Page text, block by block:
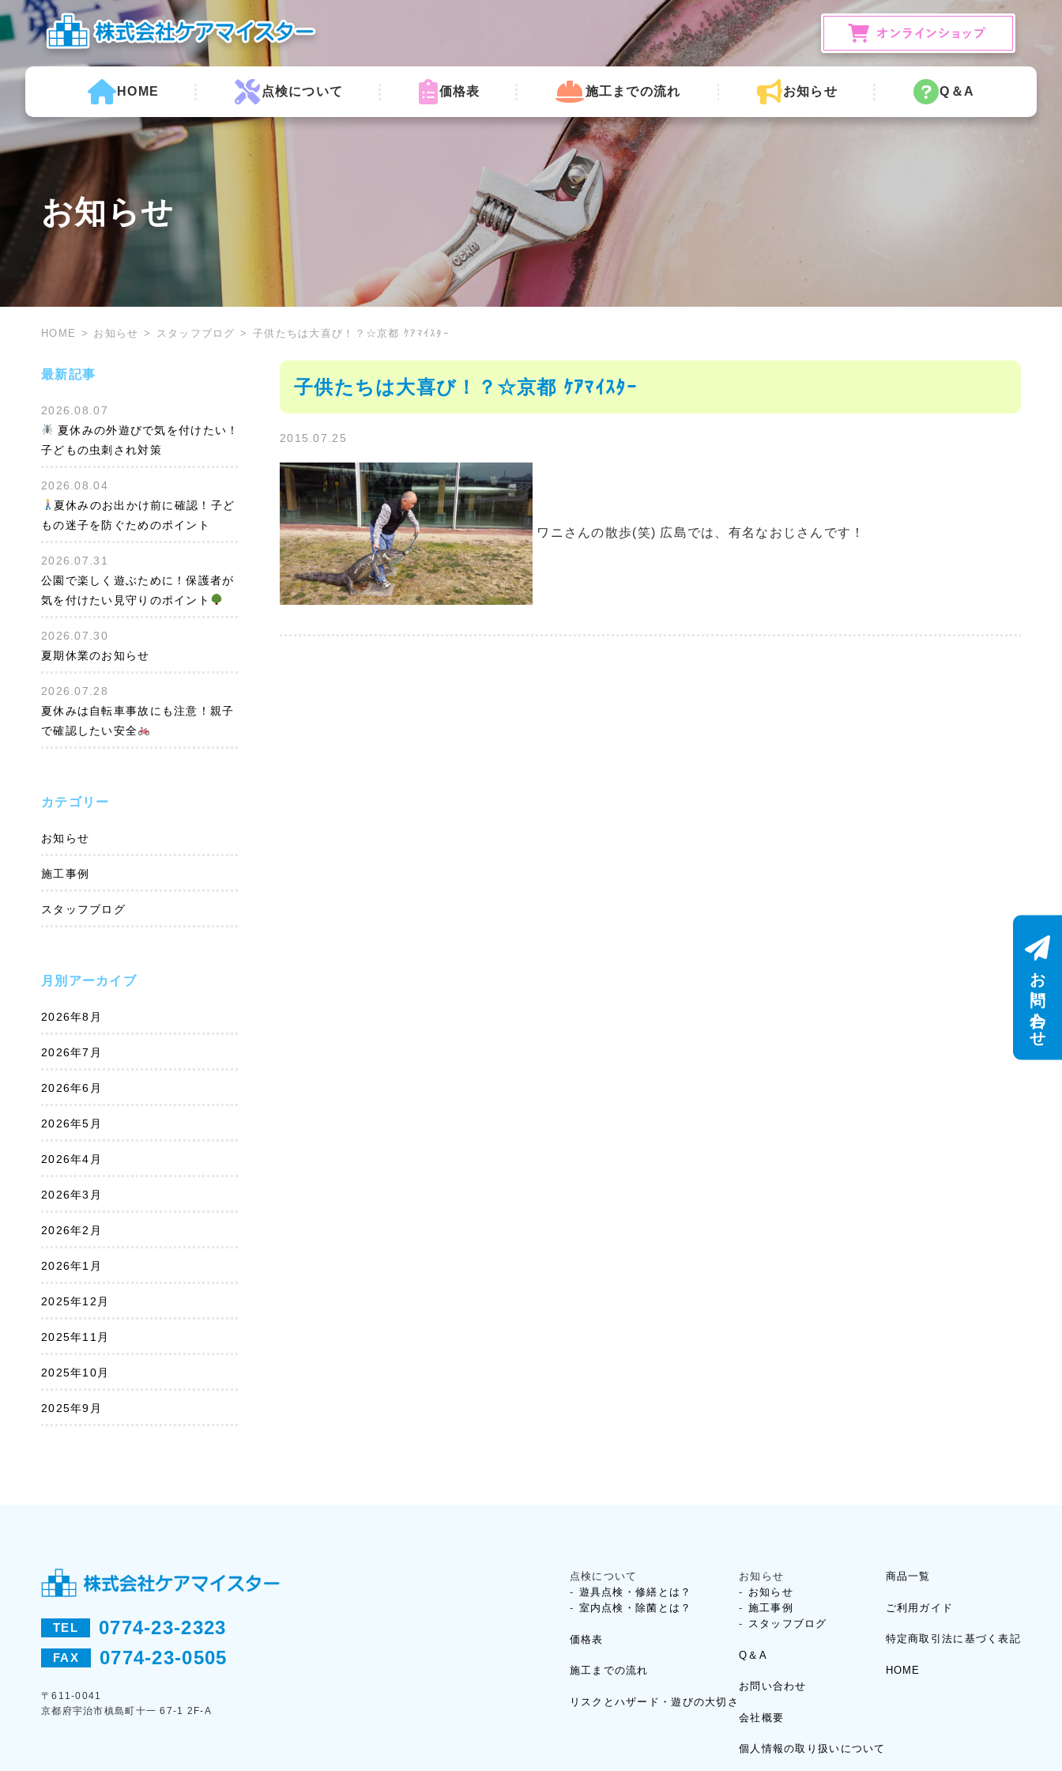
HOME 点検について 価格表 施工までの流れ お知らせ Q＆A
お知らせ
HOME お知らせ スタッフブログ 子供たちは大喜び！？☆京都 ｹｱﾏｲｽﾀｰ
最新記事
2026.08.07
夏休みの外遊びで気を付けたい！
子どもの虫刺され対策
2026.08.04
夏休みのお出かけ前に確認！子ど
もの迷子を防ぐためのポイント
2026.07.31
公園で楽しく遊ぶために！保護者が
気を付けたい見守りのポイント
2026.07.30
夏期休業のお知らせ
2026.07.28
夏休みは自転車事故にも注意！親子
で確認したい安全
カテゴリー
お知らせ
施工事例
スタッフブログ
月別アーカイブ
2026年8月
2026年7月
2026年6月
2026年5月
2026年4月
2026年3月
2026年2月
2026年1月
2025年12月
2025年11月
2025年10月
2025年9月
子供たちは大喜び！？☆京都 ｹｱﾏｲｽﾀｰ
2015.07.25
ワニさんの散歩(笑) 広島では、有名なおじさんです！
TEL 0774-23-2323
FAX 0774-23-0505
〒611-0041
京都府宇治市槙島町十一 67-1 2F-A
点検について
遊具点検・修繕とは？
室内点検・除菌とは？
価格表
施工までの流れ
リスクとハザード・遊びの大切さ
お知らせ
お知らせ
施工事例
スタッフブログ
Q＆A
お問い合わせ
会社概要
個人情報の取り扱いについて
商品一覧
ご利用ガイド
特定商取引法に基づく表記
HOME
お問い合わせ